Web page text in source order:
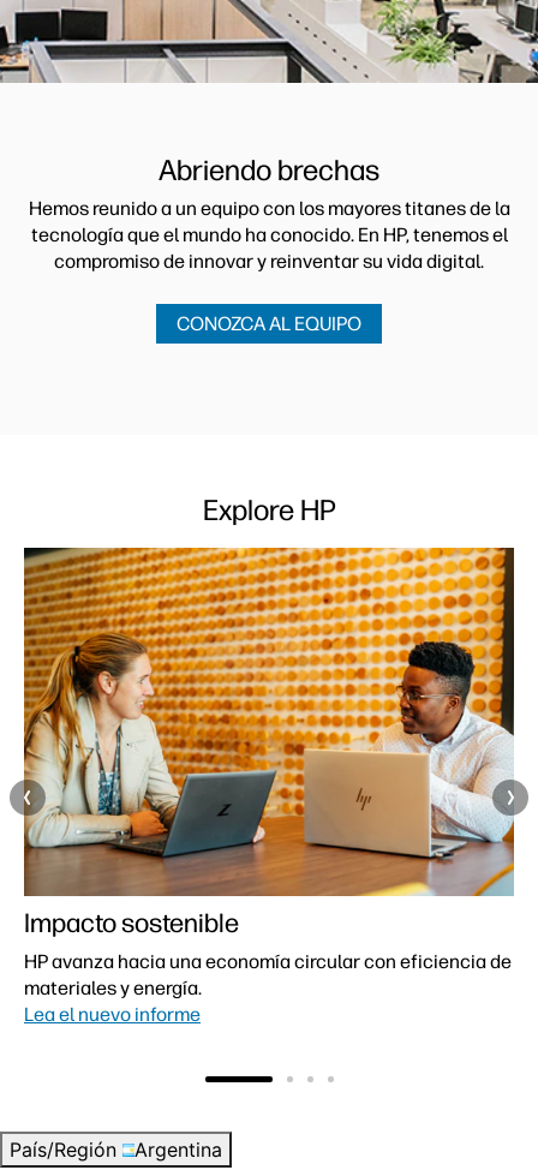
Abriendo brechas
Hemos reunido a un equipo con los mayores titanes de la
tecnología que el mundo ha conocido. En HP, tenemos el
compromiso de innovar y reinventar su vida digital.
CONOZCA AL EQUIPO
Explore HP
Impacto sostenible
HP avanza hacia una economía circular con eficiencia de
materiales y energía.
Lea el nuevo informe
País/Región
Argentina